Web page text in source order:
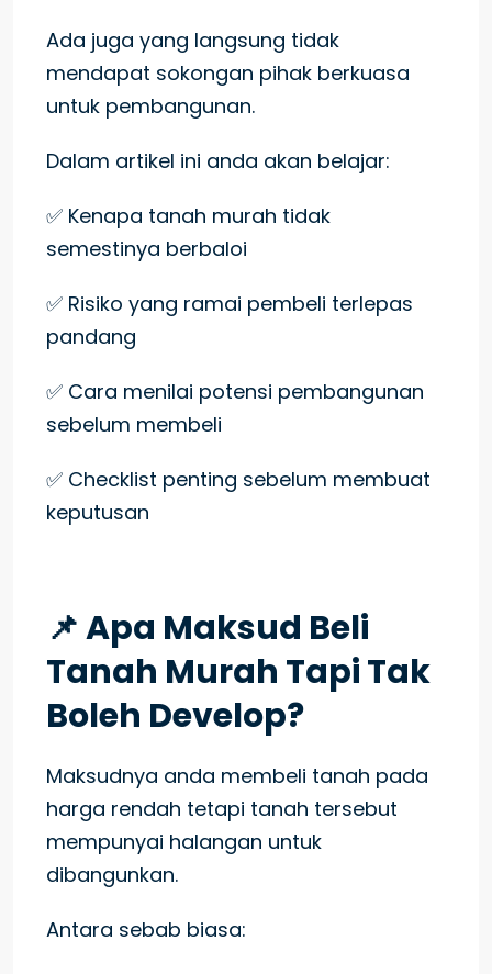
Ada juga yang langsung tidak
mendapat sokongan pihak berkuasa
untuk pembangunan.
Dalam artikel ini anda akan belajar:
✅ Kenapa tanah murah tidak
semestinya berbaloi
✅ Risiko yang ramai pembeli terlepas
pandang
✅ Cara menilai potensi pembangunan
sebelum membeli
✅ Checklist penting sebelum membuat
keputusan
📌 Apa Maksud Beli
Tanah Murah Tapi Tak
Boleh Develop?
Maksudnya anda membeli tanah pada
harga rendah tetapi tanah tersebut
mempunyai halangan untuk
dibangunkan.
Antara sebab biasa: